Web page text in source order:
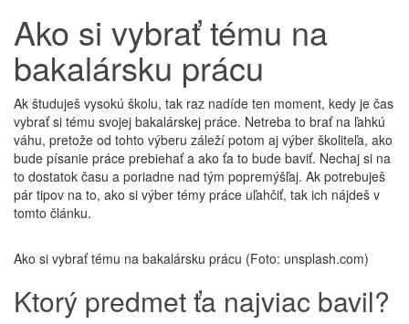
Ako si vybrať tému na
bakalársku prácu
Ak študuješ vysokú školu, tak raz nadíde ten moment, kedy je čas
vybrať si tému svojej bakalárskej práce. Netreba to brať na ľahkú
váhu, pretože od tohto výberu záleží potom aj výber školiteľa, ako
bude písanie práce prebiehať a ako ťa to bude baviť. Nechaj si na
to dostatok času a poriadne nad tým popremýšľaj. Ak potrebuješ
pár tipov na to, ako si výber témy práce uľahčiť, tak ich nájdeš v
tomto článku.
Ako si vybrať tému na bakalársku prácu (Foto: unsplash.com)
Ktorý predmet ťa najviac bavil?